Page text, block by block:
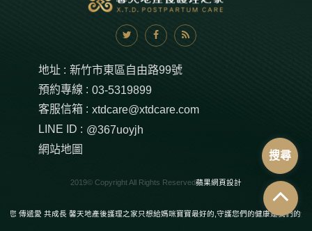
搜尋
地址 : 新竹市東區自由路99號
預約專線 : 03-5319899
客服信箱 : xtdcare@xtdcare.com
LINE ID : @367uoyjh
網站地圖
2019© Copyright All Rights Reserved蘋果網頁設計
您 傳遞愛 共成長 馨天地產後護理之家只想給媽咪寶寶最好的,守護您們的健康是我們的責